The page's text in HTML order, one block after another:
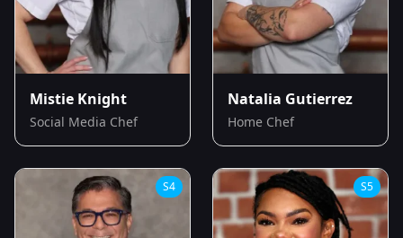
Mistie Knight
Social Media Chef
Natalia Gutierrez
Home Chef
S4 S5